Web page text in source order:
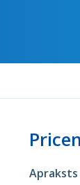
Apraksts